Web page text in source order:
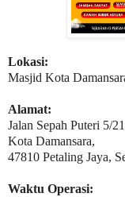
Lokasi:
Masjid Kota
Alamat:
Jalan Sepah Puteri 5/
Kota Damansara,
47810 Petaling Jaya,
Waktu Operasi: